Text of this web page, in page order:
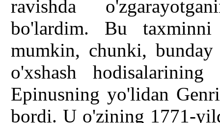
ravishda
bo'lardim. Bu
mumkin, chunki,
o'xshash
Epinusning yo'lidan
bordi. U o'zining 1771-